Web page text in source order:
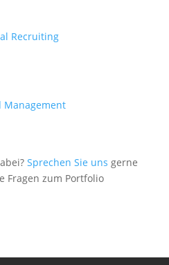
Recruiting
Management
Sprechen Sie uns gerne
Fragen zum Portfolio